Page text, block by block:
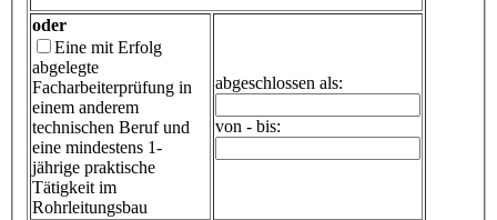
oder
Eine mit Erfolg
abgelegte
Facharbeiterprüfung in
einem anderem
technischen Beruf und
eine mindestens 1-
jährige praktische
Tätigkeit im
Rohrleitungsbau
abgeschlossen als:
von - bis: